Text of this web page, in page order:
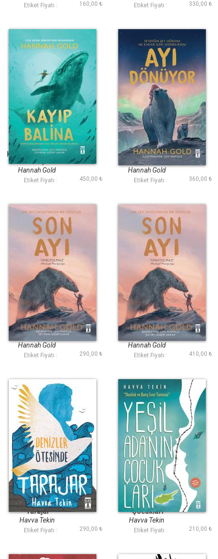
Etiket Fiyatı : 160,00 ₺ Etiket Fiyatı : 330,00 ₺
Kayıp Balina (Fleksi
Cilt)
Hannah Gold
Etiket Fiyatı : 450,00 ₺
Ayı Dönüyor
Hannah Gold
Etiket Fiyatı : 360,00 ₺
Son Ayı
Hannah Gold
Etiket Fiyatı : 290,00 ₺
Son Ayı (Ciltli
Şömizli)
Hannah Gold
Etiket Fiyatı : 410,00 ₺
Denizler Ötesinde
Tarajar
Havva Tekin
Etiket Fiyatı : 290,00 ₺
Yeşil Adanın
Çocukları
Havva Tekin
Etiket Fiyatı : 210,00 ₺